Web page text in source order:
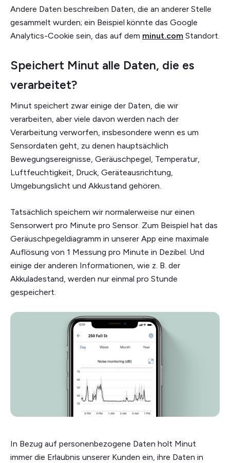
Andere Daten beschreiben Daten, die an anderer Stelle
gesammelt wurden; ein Beispiel könnte das Google
Analytics-Cookie sein, das auf dem minut.com Standort.
Speichert Minut alle Daten, die es
verarbeitet?
Minut speichert zwar einige der Daten, die wir
verarbeiten, aber viele davon werden nach der
Verarbeitung verworfen, insbesondere wenn es um
Sensordaten geht, zu denen hauptsächlich
Bewegungsereignisse, Geräuschpegel, Temperatur,
Luftfeuchtigkeit, Druck, Geräteausrichtung,
Umgebungslicht und Akkustand gehören.
Tatsächlich speichern wir normalerweise nur einen
Sensorwert pro Minute pro Sensor. Zum Beispiel hat das
Geräuschpegeldiagramm in unserer App eine maximale
Auflösung von 1 Messung pro Minute in Dezibel. Und
einige der anderen Informationen, wie z. B. der
Akkuladestand, werden nur einmal pro Stunde
gespeichert.
In Bezug auf personenbezogene Daten holt Minut
immer die Erlaubnis unserer Kunden ein, ihre Daten in